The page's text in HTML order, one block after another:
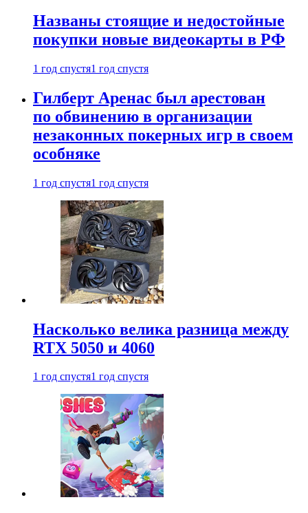
Названы стоящие и недостойные
покупки новые видеокарты в РФ
1 год спустя1 год спустя
Гилберт Аренас был арестован
по обвинению в организации
незаконных покерных игр в своем
особняке
1 год спустя1 год спустя
Насколько велика разница между
RTX 5050 и 4060
1 год спустя1 год спустя